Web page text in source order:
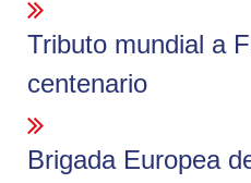
Tributo mundial a
centenario
Brigada Europea